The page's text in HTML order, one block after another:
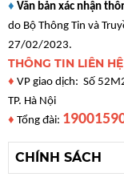
♦ Văn bản xác nhận
do Bộ Thông Tin và
27/02/2023.
THÔNG TIN LIÊN HỆ
♦ VP giao dịch: Số
TP. Hà Nội
♦ Tổng đài:
CHÍNH SÁCH